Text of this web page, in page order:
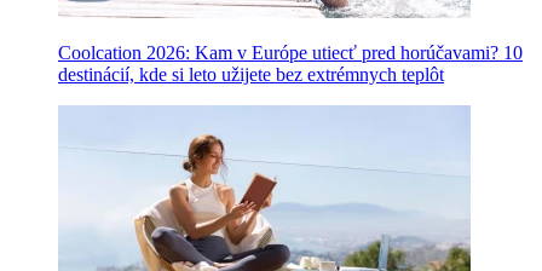
Coolcation 2026: Kam v Európe utiecť pred horúčavami? 10
destinácií, kde si leto užijete bez extrémnych teplôt